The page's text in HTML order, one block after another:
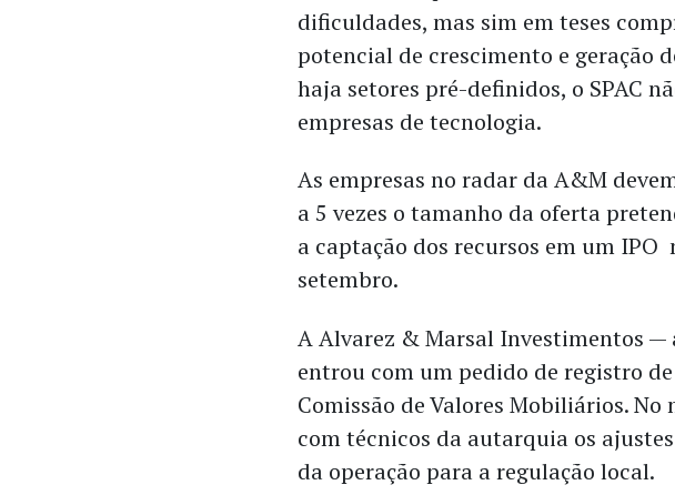
dificuldades, mas sim em teses
potencial de crescimento e geração
haja setores pré-definidos, o SPAC
empresas de tecnologia.
As empresas no radar da A&M
a 5 vezes o tamanho da oferta
a captação dos recursos em um IPO
setembro.
A Alvarez & Marsal Investimentos —
entrou com um pedido de registro
Comissão de Valores Mobiliários.
com técnicos da autarquia os
da operação para a regulação local.